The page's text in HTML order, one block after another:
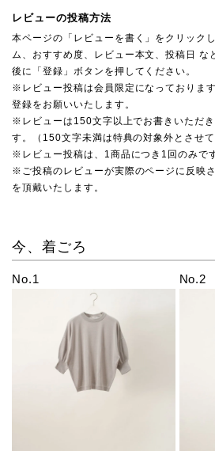
レビューの投稿方法
本ページの「レビューを書く」をクリック
ム、おすすめ度、レビュー本文、投稿日 な
後に「登録」ボタンを押してください。
※レビュー投稿は会員限定になっておりま
登録をお願いいたします。
※レビューは150文字以上でお書きいただ
す。（150文字未満は特典の対象外とさせて
※レビュー投稿は、1商品につき1回のみで
※ご投稿のレビューが実際のページに反映
を頂戴いたします。
今、着ごろ
No.1 No.2